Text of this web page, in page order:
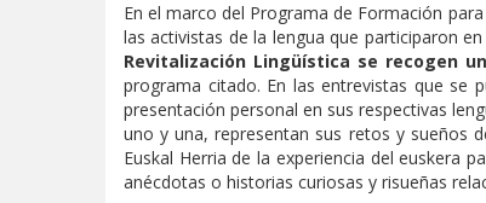
En el marco del Programa de Formación
las activistas de la lengua que participaron
Revitalización Lingüística se recogen
programa citado. En las entrevistas que se
presentación personal en sus respectivas
uno y una, representan sus retos y sueños
Euskal Herria de la experiencia del euskera
anécdotas o historias curiosas y risueñas